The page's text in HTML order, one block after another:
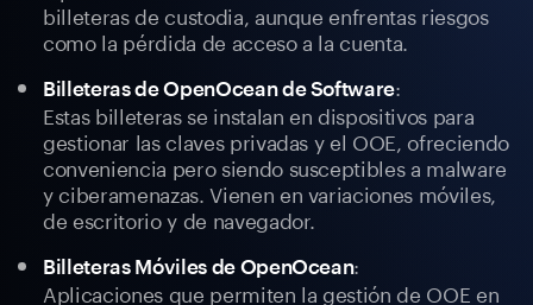
billeteras de custodia, aunque enfrentas riesgos
como la pérdida de acceso a la cuenta.
Billeteras de OpenOcean de Software:
Estas billeteras se instalan en dispositivos para
gestionar las claves privadas y el OOE, ofreciendo
conveniencia pero siendo susceptibles a malware
y ciberamenazas. Vienen en variaciones móviles,
de escritorio y de navegador.
Billeteras Móviles de OpenOcean:
Aplicaciones que permiten la gestión de OOE en